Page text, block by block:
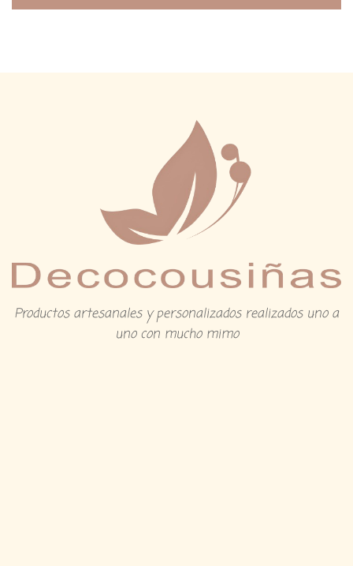
Productos artesanales y personalizados realizados uno a
uno con mucho mimo